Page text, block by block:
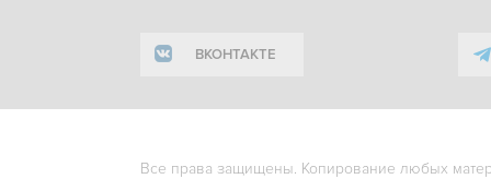
ВКОНТАКТЕ
Все права защищены. Копирование любых